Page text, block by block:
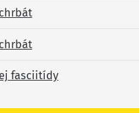
fasciitídy